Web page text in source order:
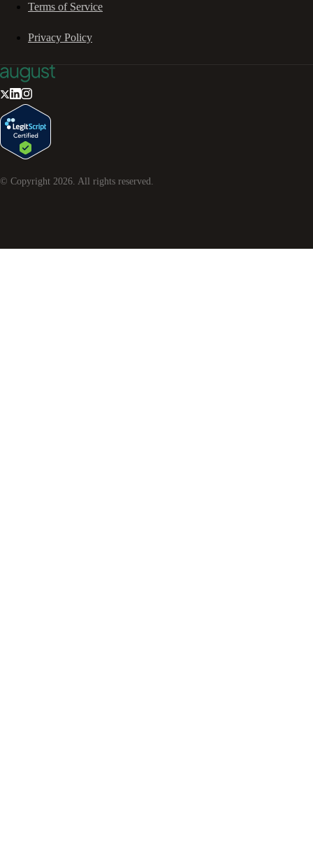
Terms of Service
Privacy Policy
© Copyright 2026. All rights reserved.